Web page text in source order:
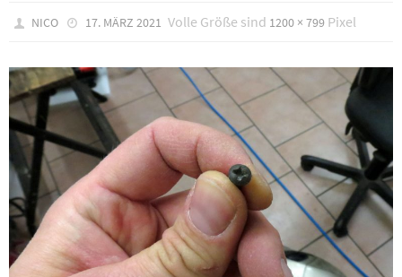
NICO 17. MÄRZ 2021 Volle Größe sind 1200 × 799Pixel